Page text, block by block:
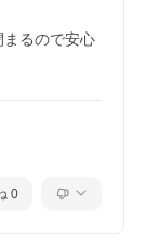
アイコン ペダル
っているので、
るので安心
0